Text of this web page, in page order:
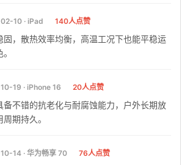
10 · iPad 140人点赞
固，散热效率均衡，高温工况下也能平稳运
19 · iPhone 16 20人点赞
备不错的抗老化与耐腐蚀能力，户外长期放
期持久。
14 · 华为畅享 70 76人点赞